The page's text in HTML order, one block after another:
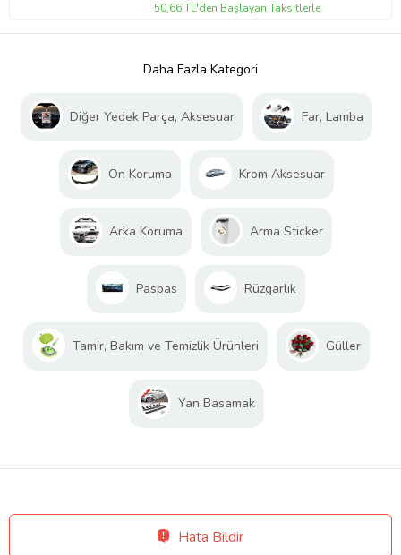
50,66 TL'den Başlayan Taksitlerle
Daha Fazla Kategori
Diğer Yedek Parça, Aksesuar Far, Lamba
Ön Koruma Krom Aksesuar
Arka Koruma Arma Sticker
Paspas Rüzgarlık
Tamir, Bakım ve Temizlik Ürünleri Güller
Yan Basamak
Hata Bildir